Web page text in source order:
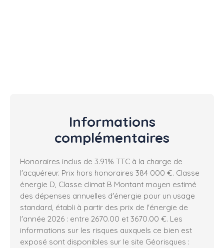
Informations
complémentaires
Honoraires inclus de 3.91% TTC à la charge de
l'acquéreur. Prix hors honoraires 384 000 €. Classe
énergie D, Classe climat B Montant moyen estimé
des dépenses annuelles d'énergie pour un usage
standard, établi à partir des prix de l'énergie de
l'année 2026 : entre 2670.00 et 3670.00 €. Les
informations sur les risques auxquels ce bien est
exposé sont disponibles sur le site Géorisques :